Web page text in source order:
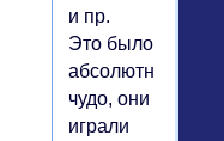
и пр.
Это было
абсолютное
чудо, они
играли